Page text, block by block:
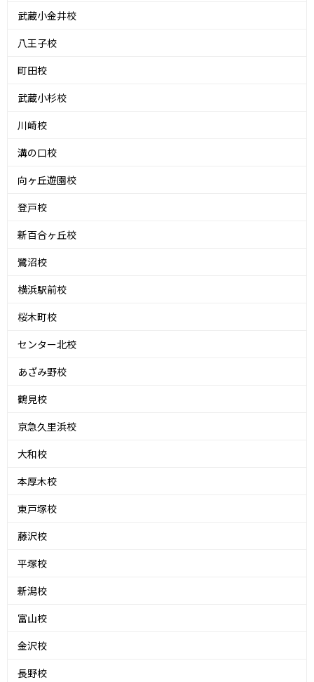
武蔵小金井校
八王子校
町田校
武蔵小杉校
川崎校
溝の口校
向ヶ丘遊園校
登戸校
新百合ヶ丘校
鷺沼校
横浜駅前校
桜木町校
センター北校
あざみ野校
鶴見校
京急久里浜校
大和校
本厚木校
東戸塚校
藤沢校
平塚校
新潟校
富山校
金沢校
長野校